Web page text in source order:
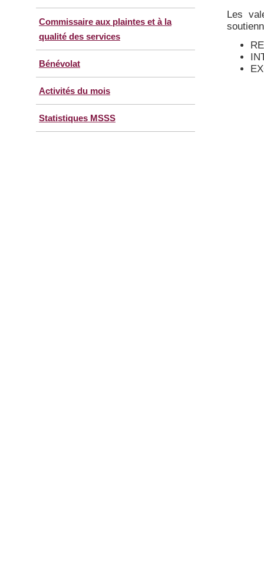
Les
Commissaire aux plaintes et à la
qualité des services
Bénévolat
Activités du mois
Statistiques MSSS